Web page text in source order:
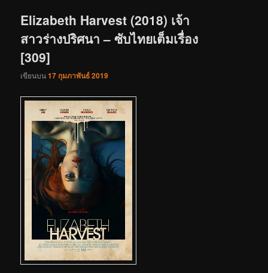
Elizabeth Harvest (2018) เจ้า
สาวร่างปริศนา – ซับไทยเต็มเรื่อง
[309]
เขียนบน17 กุมภาพันธ์ 2019